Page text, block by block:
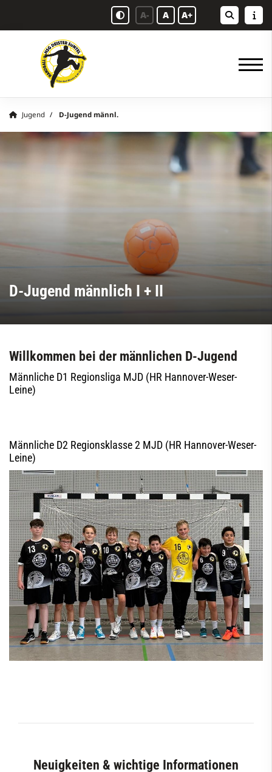
A- A A+
Jugend D-Jugend männl.
D-Jugend männlich I + II
Willkommen bei der männlichen D-Jugend
Männliche D1 Regionsliga MJD (HR Hannover-Weser-
Leine)
Männliche D2 Regionsklasse 2 MJD (HR Hannover-Weser-
Leine)
Neuigkeiten & wichtige Informationen